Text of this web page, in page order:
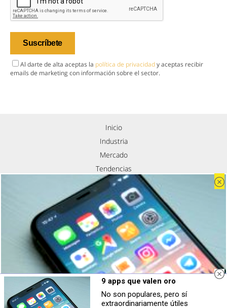
Al darte de alta aceptas la política de privacidady aceptas recibir
emails de marketing con información sobre el sector.
Inicio
Industria
Mercado
Tendencias
Eventos
Contacto
Nosotros
Política de privacidad
Aviso legal
Política de cookies
Síguenos
9 apps que valen oro
9 apps que valen oro
No son populares, pero sí
extraordinariamente útiles